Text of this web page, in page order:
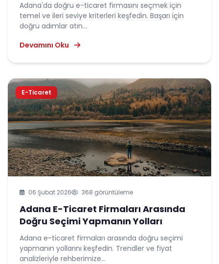
Adana'da doğru e-ticaret firmasını seçmek için
temel ve ileri seviye kriterleri keşfedin. Başarı için
doğru adımlar atın...
Devamını Oku
E-Ticaret
06 Şubat 2026 368 görüntüleme
Adana E-Ticaret Firmaları Arasında
Doğru Seçimi Yapmanın Yolları
Adana e-ticaret firmaları arasında doğru seçimi
yapmanın yollarını keşfedin. Trendler ve fiyat
analizleriyle rehberimize...